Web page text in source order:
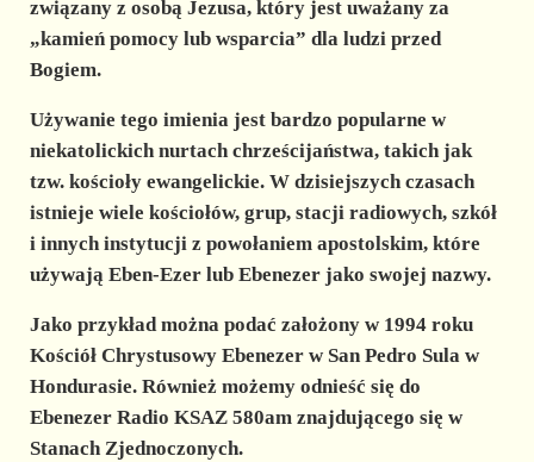
związany z osobą Jezusa, który jest uważany za
„kamień pomocy lub wsparcia” dla ludzi przed
Bogiem.
Używanie tego imienia jest bardzo popularne w
niekatolickich nurtach chrześcijaństwa, takich jak
tzw. kościoły ewangelickie. W dzisiejszych czasach
istnieje wiele kościołów, grup, stacji radiowych, szkół
i innych instytucji z powołaniem apostolskim, które
używają Eben-Ezer lub Ebenezerjako swojej nazwy.
Jako przykład można podać założony w 1994 roku
Kościół Chrystusowy Ebenezer w San Pedro Sula w
Hondurasie. Również możemy odnieść się do
Ebenezer Radio KSAZ 580am znajdującego się w
Stanach Zjednoczonych.